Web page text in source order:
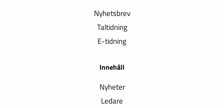
Nyhetsbrev
Taltidning
E-tidning
Innehåll
Nyheter
Ledare